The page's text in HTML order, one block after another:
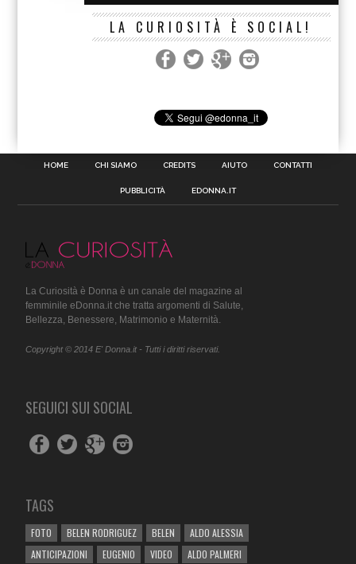
LA CURIOSITÀ È SOCIAL!
HOME CHI SIAMO CREDITS AIUTO CONTATTI
PUBBLICITÀ EDONNA.IT
La Curiosità è Donna è un canale del magazine al
femminile eDonna.it che tratta argomenti di Salute,
Bellezza, Benessere, Matrimonio e Maternità.
Copyright © 2014 E' Donna.it - Tutti i diritti riservati.
SEGUICI SUI SOCIAL
TAGS
FOTO BELEN RODRIGUEZ BELEN
ALDO ALESSIA
ANTICIPAZIONI
EUGENIO VIDEO ALDO PALMERI